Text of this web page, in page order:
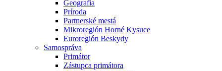
Geografia
Príroda
Partnerské mestá
Mikroregión Horné Kysuce
Euroregión Beskydy
Samospráva
Primátor
Zástupca primátora